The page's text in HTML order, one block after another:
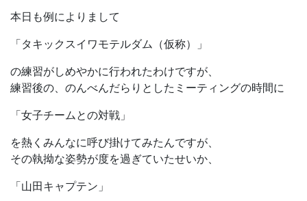
本日も例によりまして
「タキックスイワモテルダム（仮称）」
の練習がしめやかに行われたわけですが、
練習後の、のんべんだらりとしたミーティングの時間に
「女子チームとの対戦」
を熱くみんなに呼び掛けてみたんですが、
その執拗な姿勢が度を過ぎていたせいか、
「山田キャプテン」